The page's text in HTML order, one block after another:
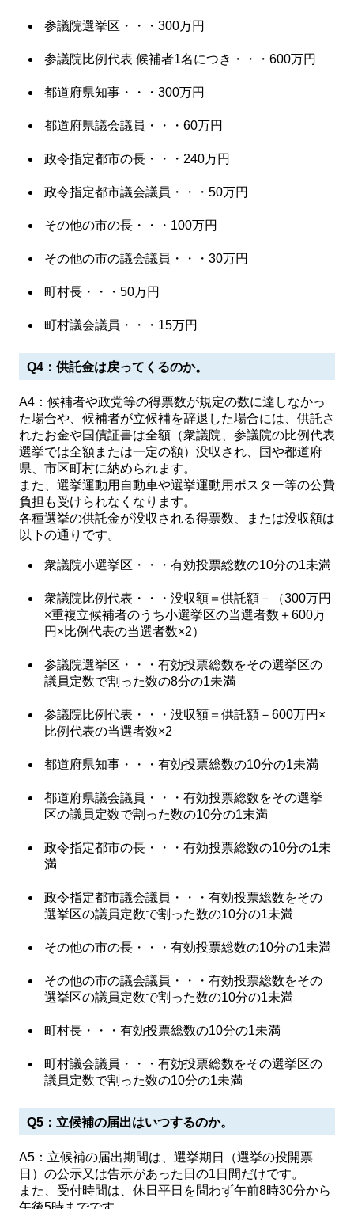
参議院選挙区・・・300万円
参議院比例代表 候補者1名につき・・・600万円
都道府県知事・・・300万円
都道府県議会議員・・・60万円
政令指定都市の長・・・240万円
政令指定都市議会議員・・・50万円
その他の市の長・・・100万円
その他の市の議会議員・・・30万円
町村長・・・50万円
町村議会議員・・・15万円
Q4：供託金は戻ってくるのか。
A4：候補者や政党等の得票数が規定の数に達しなかっ
た場合や、候補者が立候補を辞退した場合には、供託さ
れたお金や国債証書は全額（衆議院、参議院の比例代表
選挙では全額または一定の額）没収され、国や都道府
県、市区町村に納められます。
また、選挙運動用自動車や選挙運動用ポスター等の公費
負担も受けられなくなります。
各種選挙の供託金が没収される得票数、または没収額は
以下の通りです。
衆議院小選挙区・・・有効投票総数の10分の1未満
衆議院比例代表・・・没収額＝供託額－（300万円
×重複立候補者のうち小選挙区の当選者数＋600万
円×比例代表の当選者数×2）
参議院選挙区・・・有効投票総数をその選挙区の
議員定数で割った数の8分の1未満
参議院比例代表・・・没収額＝供託額－600万円×
比例代表の当選者数×2
都道府県知事・・・有効投票総数の10分の1未満
都道府県議会議員・・・有効投票総数をその選挙
区の議員定数で割った数の10分の1末満
政令指定都市の長・・・有効投票総数の10分の1未
満
政令指定都市議会議員・・・有効投票総数をその
選挙区の議員定数で割った数の10分の1未満
その他の市の長・・・有効投票総数の10分の1未満
その他の市の議会議員・・・有効投票総数をその
選挙区の議員定数で割った数の10分の1未満
町村長・・・有効投票総数の10分の1未満
町村議会議員・・・有効投票総数をその選挙区の
議員定数で割った数の10分の1未満
Q5：立候補の届出はいつするのか。
A5：立候補の届出期間は、選挙期日（選挙の投開票
日）の公示又は告示があった日の1日間だけです。
また、受付時間は、休日平日を問わず午前8時30分から